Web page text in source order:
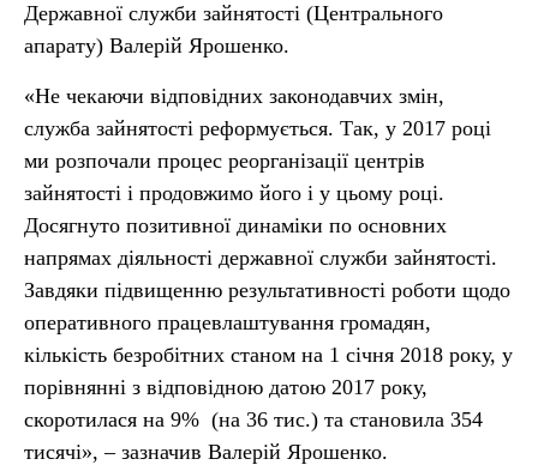
Державної служби зайнятості (Центрального
апарату) Валерій Ярошенко.
«Не чекаючи відповідних законодавчих змін,
служба зайнятості реформується. Так, у 2017 році
ми розпочали процес реорганізації центрів
зайнятості і продовжимо його і у цьому році.
Досягнуто позитивної динаміки по основних
напрямах діяльності державної служби зайнятості.
Завдяки підвищенню результативності роботи щодо
оперативного працевлаштування громадян,
кількість безробітних станом на 1 січня 2018 року, у
порівнянні з відповідною датою 2017 року,
скоротилася на 9% (на 36 тис.) та становила 354
тисячі», – зазначив Валерій Ярошенко.